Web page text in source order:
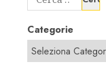
per:
Categorie